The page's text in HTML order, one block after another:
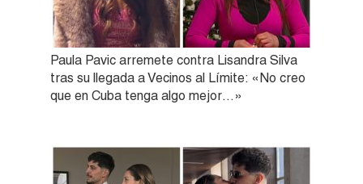
Paula Pavic arremete contra Lisandra Silva
tras su llegada a Vecinos al Límite: «No creo
que en Cuba tenga algo mejor…»